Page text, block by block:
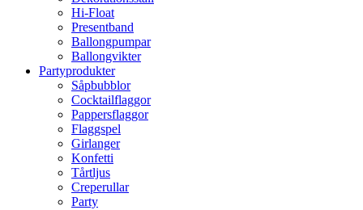
Hi-Float
Presentband
Ballongpumpar
Ballong­vikter
Party­­produkter
Såpbubblor
Cocktail­flaggor
Pappers­flaggor
Flaggspel
Girlanger
Konfetti
Tårtljus
Creperullar
Party